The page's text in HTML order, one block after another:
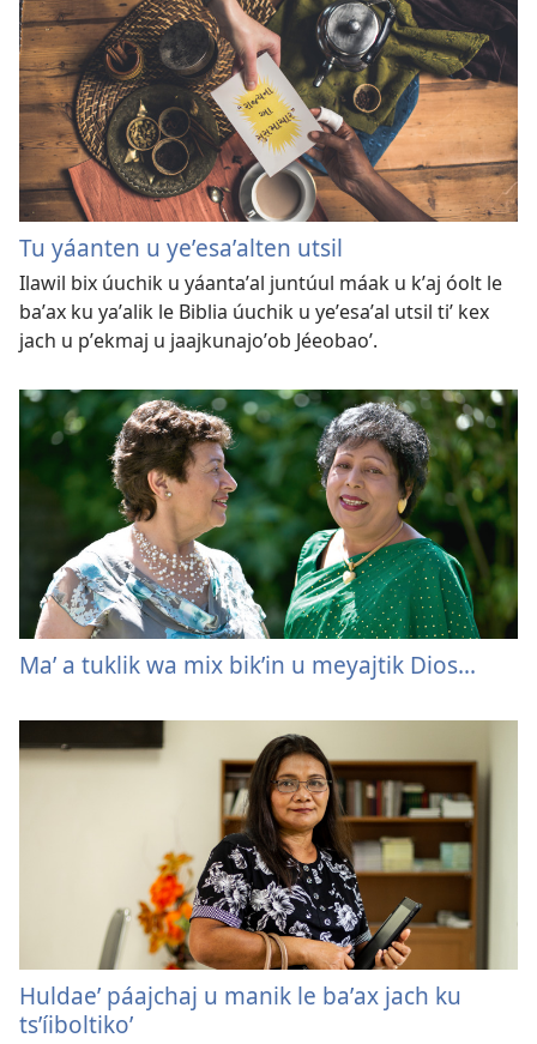
Tu yáanten u yeʼesaʼalten utsil
Ilawil bix úuchik u yáantaʼal juntúul máak u kʼaj óolt le
baʼax ku yaʼalik le Biblia úuchik u yeʼesaʼal utsil tiʼ kex
jach u pʼekmaj u jaajkunajoʼob Jéeobaoʼ.
Maʼ a tuklik wa mix bikʼin u meyajtik Dios...
Huldaeʼ páajchaj u manik le baʼax jach ku
tsʼíiboltikoʼ